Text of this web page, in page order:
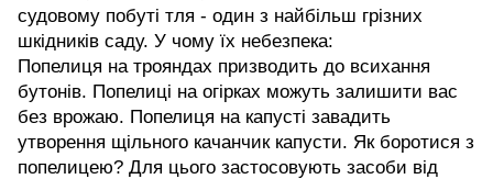
судовому побуті тля - один з найбільш грізних
шкідників саду. У чому їх небезпека:
Попелиця на трояндах призводить до всихання
бутонів. Попелиці на огірках можуть залишити вас
без врожаю. Попелиця на капусті завадить
утворення щільного качанчик капусти. Як боротися з
попелицею? Для цього застосовують засоби від